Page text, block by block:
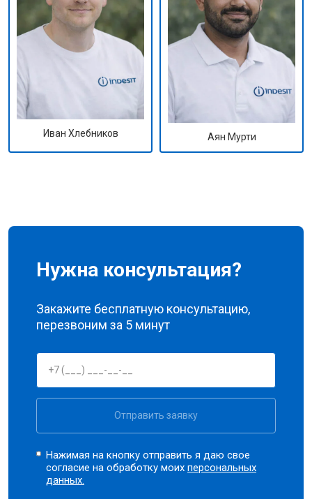
Иван Хлебников Аян Мурти
Нужна консультация?
Закажите бесплатную консультацию,
перезвоним за 5 минут
Отправить заявку
Нажимая на кнопку отправить я даю свое
согласие на обработку моихперсональных
данных.